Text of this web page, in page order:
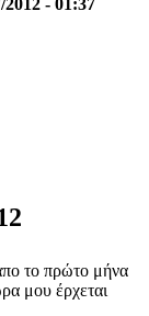
2012 - 01:37
το πρώτο μήνα
μου έρχεται